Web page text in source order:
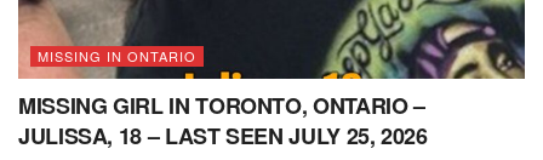
MISSING IN ONTARIO
MISSING GIRL IN TORONTO, ONTARIO –
JULISSA, 18 – LAST SEEN JULY 25, 2026